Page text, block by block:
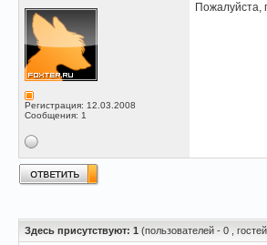
Регистрация: 12.03.2008
Сообщения: 1
Пожалуйста,
Здесь присутствуют: 1 (пользователей - 0 ,